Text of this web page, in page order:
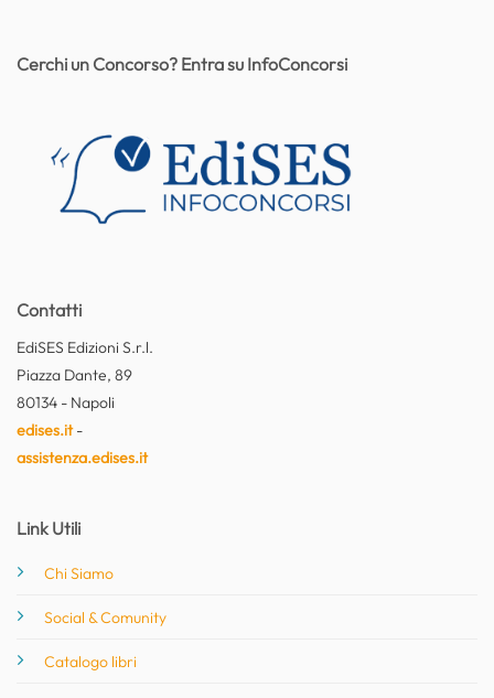
Contatti
EdiSES Edizioni S.r.l.
Piazza Dante, 89
80134 - Napoli
edises.it-
assistenza.edises.it
Link Utili
Chi Siamo
Social & Comunity
Catalogo libri
Cerchi un Concorso? Entra su InfoConcorsi